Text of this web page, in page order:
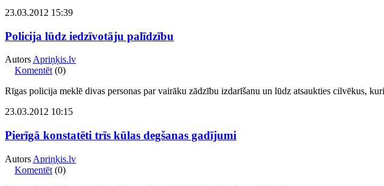
23.03.2012 15:39
Policija lūdz iedzīvotāju palīdzību
AutorsApriņķis.lv
Komentēt (0)
Rīgas policija meklē divas personas par vairāku zādzību izdarīšanu un lūdz atsaukties cilvēkus,
23.03.2012 10:15
Pierīgā konstatēti trīs kūlas degšanas gadījumi
Autors Apriņķis.lv
Komentēt (0)